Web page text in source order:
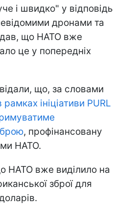
і швидко" у відповідь
дронами та
що НАТО вже
це у попередніх
що, за словами
рамках ініціативи PURL
, профінансовану
НАТО.
НАТО вже виділило на
зброї для